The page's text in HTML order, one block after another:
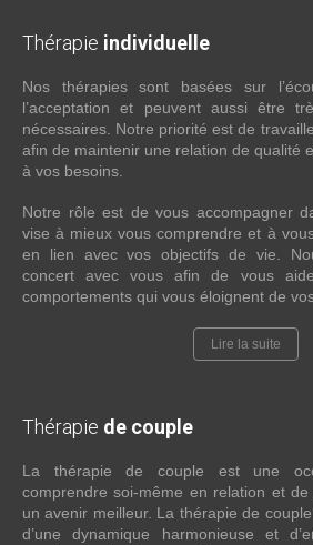
Thérapie individuelle
Nos thérapies sont basées sur
l’acceptation et peuvent aussi être
nécessaires. Notre priorité est de
afin de maintenir une relation de qualité
à vos besoins.
Notre rôle est de vous accompagner
vise à mieux vous comprendre et à
en lien avec vos objectifs de vie.
concert avec vous afin de vous
comportements qui vous éloignent de
Lire la suite
Thérapie de couple
La thérapie de couple est une
comprendre soi-même en relation et
un avenir meilleur. La thérapie de
d’une dynamique harmonieuse et